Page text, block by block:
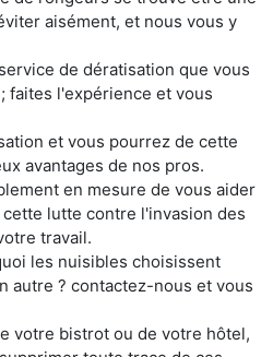
aisément, et nous vous y
de dératisation que vous
faites l'expérience et vous
et vous pourrez de cette
avantages de nos pros.
en mesure de vous aider
lutte contre l'invasion des
travail.
les nuisibles choisissent
autre ? contactez-nous et vous
votre bistrot ou de votre hôtel,